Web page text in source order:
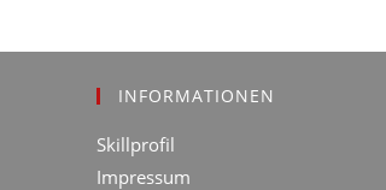
INFORMATIONEN
Skillprofil
Impressum